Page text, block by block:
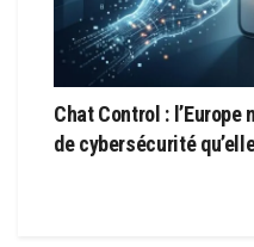
Chat Control :
de cybersécurité